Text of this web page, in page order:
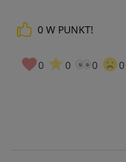
0 W PUNKT!
0 0 0 0